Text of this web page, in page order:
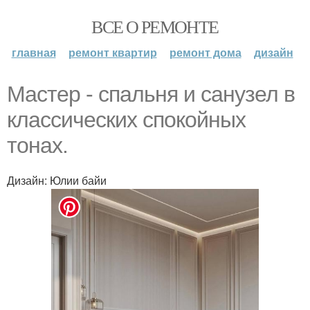
ВСЕ О РЕМОНТЕ
главная ремонт квартир ремонт дома дизайн
Мастер - спальня и санузел в
классических спокойных
тонах.
Дизайн: Юлии байи